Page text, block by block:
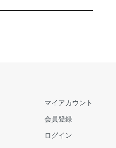
マイアカウント
会員登録
ログイン